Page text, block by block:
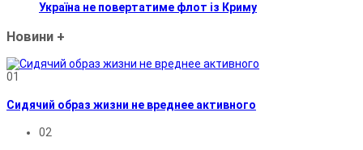
Україна не повертатиме флот із Криму
Новини +
01
Сидячий образ жизни не вреднее активного
02